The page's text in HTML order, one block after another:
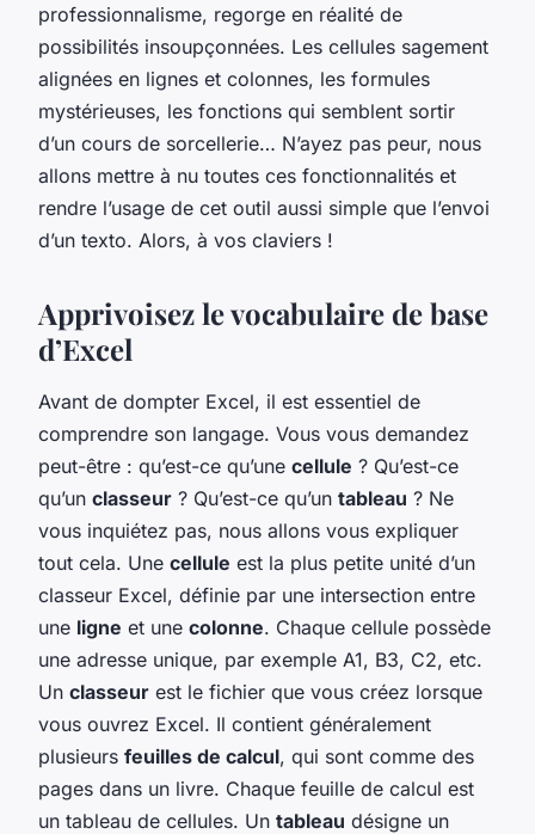
professionnalisme, regorge en réalité de
possibilités insoupçonnées. Les cellules sagement
alignées en lignes et colonnes, les formules
mystérieuses, les fonctions qui semblent sortir
d’un cours de sorcellerie… N’ayez pas peur, nous
allons mettre à nu toutes ces fonctionnalités et
rendre l’usage de cet outil aussi simple que l’envoi
d’un texto. Alors, à vos claviers !
Apprivoisez le vocabulaire de base
d’Excel
Avant de dompter Excel, il est essentiel de
comprendre son langage. Vous vous demandez
peut-être : qu’est-ce qu’une cellule ? Qu’est-ce
qu’un classeur ? Qu’est-ce qu’un tableau ? Ne
vous inquiétez pas, nous allons vous expliquer
tout cela. Une cellule est la plus petite unité d’un
classeur Excel, définie par une intersection entre
une ligne et une colonne. Chaque cellule possède
une adresse unique, par exemple A1, B3, C2, etc.
Un classeur est le fichier que vous créez lorsque
vous ouvrez Excel. Il contient généralement
plusieurs feuilles de calcul, qui sont comme des
pages dans un livre. Chaque feuille de calcul est
un tableau de cellules. Un tableau désigne un